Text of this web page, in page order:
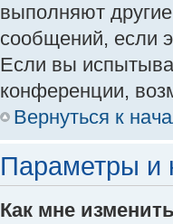
выполняют
сообщений, если
Если вы
конференции,
Вернуться к
Параметры и
Как мне